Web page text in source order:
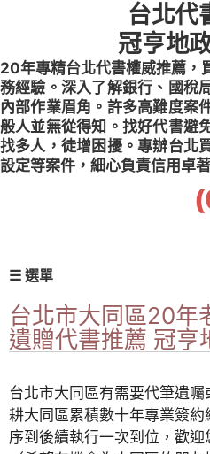
台北代
冠亨地
20年專精台北代書權威推薦，
務經驗。深入了解銀行、國稅
內部作業眉角。許多高難度案
般人並無從得知。找好代書避
找多人，徒增困擾。專辦台北
設定等案件，細心負責信用卓
☰ 選單
台北市大同區20年
遺贈代書推薦 冠亨
台北市大同區有需要代筆遺
耕大同區累積數十年專業簽
序到後續執行一次到位，歡迎